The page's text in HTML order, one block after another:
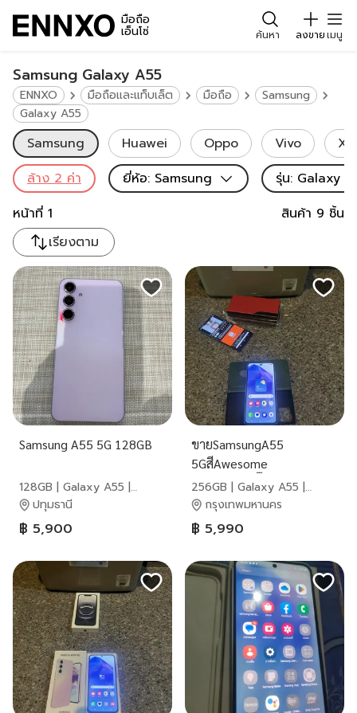
มือถือ
เอ็นโซ่ ค้นหา ลงขายเมนู
Samsung Galaxy A55
ENNXO มือถือและแท็บเล็ต มือถือ
Samsung
Galaxy A55
Samsung A55 5G 128GB
128GB | Galaxy A55 |
Samsung
ปทุมธานี
฿ 5,900
ขายSamsungA55
5GสีAwesome
iceBlue256กิ๊กRam12สภาพ
สวยๆใช้งานดีทุกๆฟังชั้น
ถูกๆๆๆ
256GB | Galaxy A55 |
Samsung
กรุงเทพมหานคร
฿ 5,990
Samsung Huawei Oppo Vivo
หน้าที่ 1 สินค้า 9 ชิ้น
เรียงตาม
ล้าง2ค่า ยี่ห้อ: Samsung รุ่น: Galaxy